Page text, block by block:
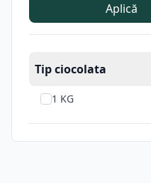
Aplică
Tip ciocolata
1 KG